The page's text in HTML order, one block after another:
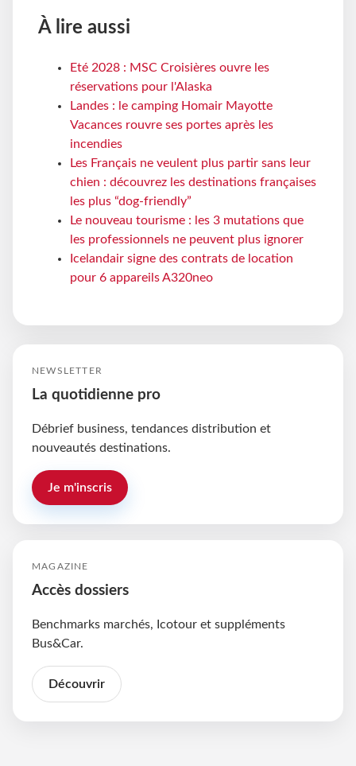
À lire aussi
Eté 2028 : MSC Croisières ouvre les
réservations pour l'Alaska
Landes : le camping Homair Mayotte
Vacances rouvre ses portes après les
incendies
Les Français ne veulent plus partir sans leur
chien : découvrez les destinations françaises
les plus “dog-friendly”
Le nouveau tourisme : les 3 mutations que
les professionnels ne peuvent plus ignorer
Icelandair signe des contrats de location
pour 6 appareils A320neo
NEWSLETTER
La quotidienne pro
Débrief business, tendances distribution et
nouveautés destinations.
Je m'inscris
MAGAZINE
Accès dossiers
Benchmarks marchés, Icotour et suppléments
Bus&Car.
Découvrir